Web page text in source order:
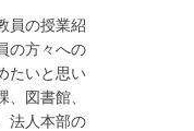
員の授業紹
の方々への
たいと思い
図書館、
法人本部の